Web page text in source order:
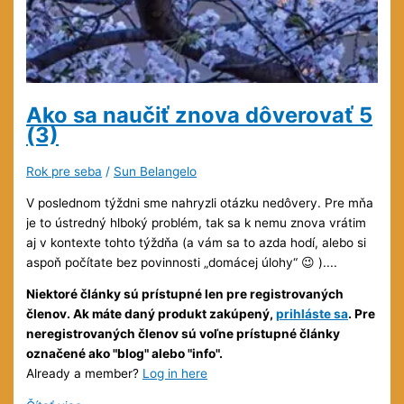
Ako sa naučiť znova dôverovať 5
(3)
Rok pre seba / Sun Belangelo
V poslednom týždni sme nahryzli otázku nedôvery. Pre mňa
je to ústredný hlboký problém, tak sa k nemu znova vrátim
aj v kontexte tohto týždňa (a vám sa to azda hodí, alebo si
aspoň počítate bez povinnosti „domácej úlohy“ 😉 )....
Niektoré články sú prístupné len pre registrovaných
členov. Ak máte daný produkt zakúpený,prihláste sa. Pre
neregistrovaných členov sú voľne prístupné články
označené ako "blog" alebo "info".
Already a member? Log in here